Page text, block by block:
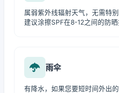
属弱紫外线辐射天气，无需特
建议涂擦SPF在8-12之间的防晒
雨伞
有降水，如果您要短时间外出的